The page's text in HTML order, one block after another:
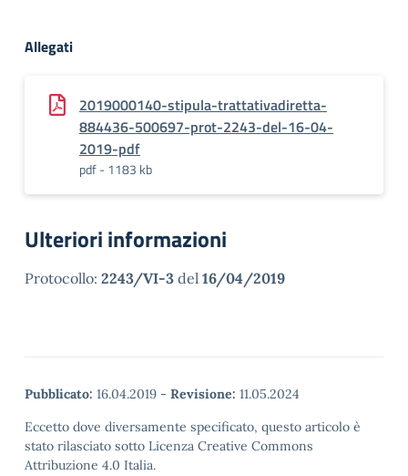
Allegati
2019000140-stipula-trattativadiretta-
884436-500697-prot-2243-del-16-04-
2019-pdf
pdf - 1183 kb
Ulteriori informazioni
Protocollo: 2243/VI-3 del 16/04/2019
Pubblicato: 16.04.2019 - Revisione: 11.05.2024
Eccetto dove diversamente specificato, questo articolo è
stato rilasciato sotto Licenza Creative Commons
Attribuzione 4.0 Italia.